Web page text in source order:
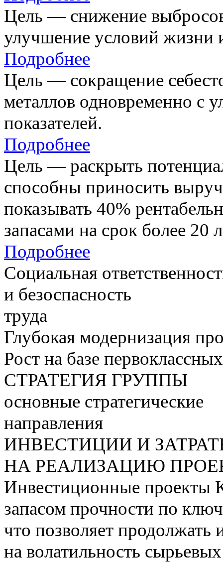
Цель — снижение
улучшение условий жизни
Подробнее
Цель — сокращение
металлов одновременно с
показателей.
Подробнее
Цель — раскрыть
способны приносить
показывать 40%
запасами на срок более 20
Подробнее
Социальная
и безоспасность
труда
Глубокая модернизация
Рост на базе
СТРАТЕГИЯ ГРУППЫ
основные стратегические
направления
ИНВЕСТИЦИИ И
НА РЕАЛИЗАЦИЮ
Инвестиционные проекты
запасом прочности по
что позволяет продолжать
на волатильность